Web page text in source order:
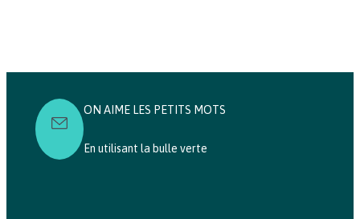
ON AIME LES PETITS MOTS
En utilisant la bulle verte